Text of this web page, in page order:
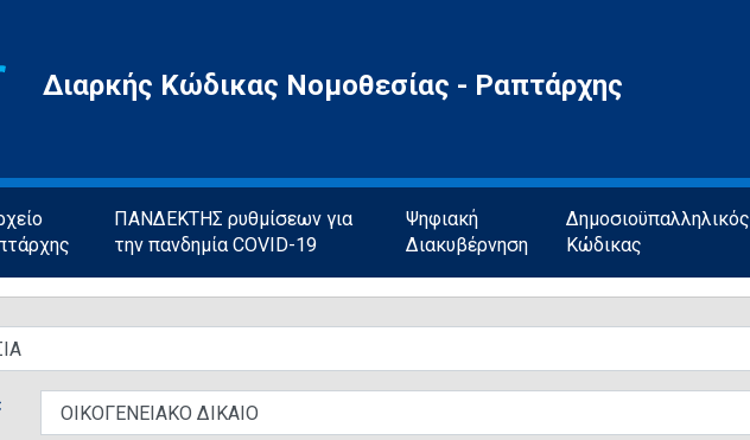
Διαρκής Κώδικας Νομοθεσίας - Ραπτάρχης
ΠΑΝΔΕΚΤΗΣ ρυθμίσεων για
την πανδημία COVID-19
Ψηφιακή
Διακυβέρνηση
Δημοσιοϋπαλληλικός
Κώδικας